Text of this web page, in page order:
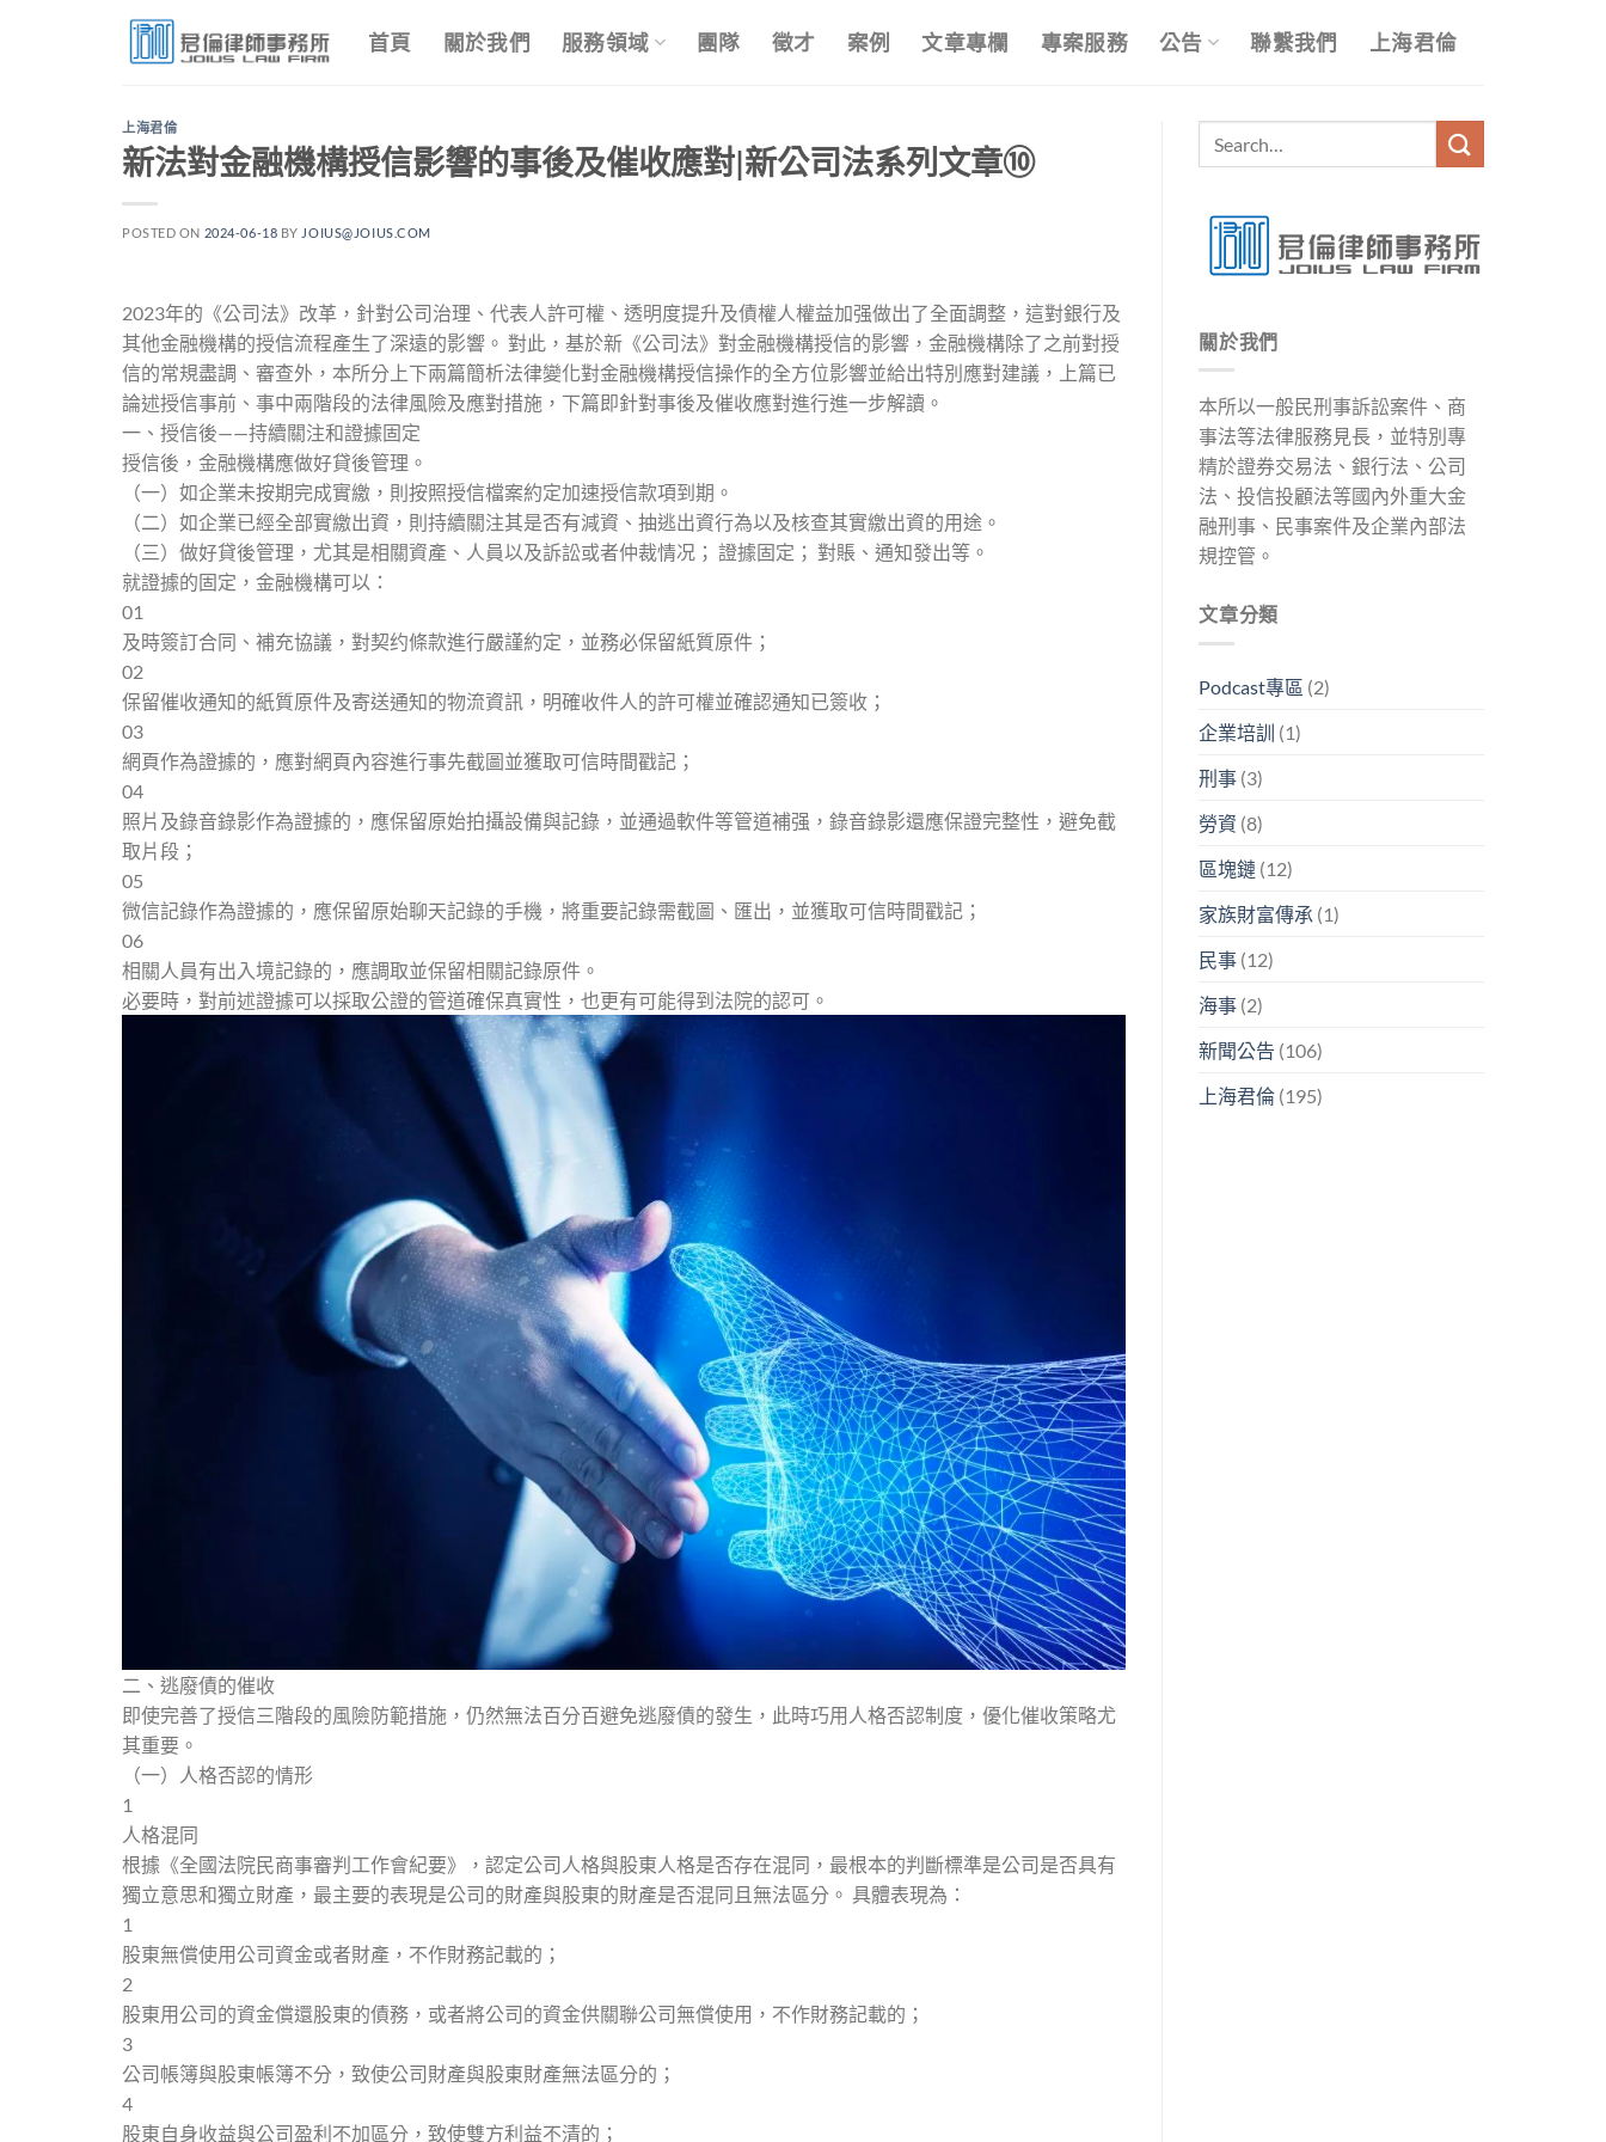
首頁 關於我們 服務領域 團隊 徵才 案例 文章專欄 專案服務 公告 聯繫我們 上海君倫
上海君倫
新法對金融機構授信影響的事後及催收應對|新公司法系列文章⑩
POSTED ON 2024-06-18 BY JOIUS@JOIUS.COM
2023年的《公司法》改革，針對公司治理、代表人許可權、透明度提升及債權人權益加强做出了全面調整，這對銀行及
其他金融機構的授信流程產生了深遠的影響。 對此，基於新《公司法》對金融機構授信的影響，金融機構除了之前對授
信的常規盡調、審查外，本所分上下兩篇簡析法律變化對金融機構授信操作的全方位影響並給出特別應對建議，上篇已
論述授信事前、事中兩階段的法律風險及應對措施，下篇即針對事後及催收應對進行進一步解讀。
一、授信後——持續關注和證據固定
授信後，金融機構應做好貸後管理。
（一）如企業未按期完成實繳，則按照授信檔案約定加速授信款項到期。
（二）如企業已經全部實繳出資，則持續關注其是否有減資、抽逃出資行為以及核查其實繳出資的用途。
（三）做好貸後管理，尤其是相關資產、人員以及訴訟或者仲裁情况； 證據固定； 對賬、通知發出等。
就證據的固定，金融機構可以：
01
及時簽訂合同、補充協議，對契约條款進行嚴謹約定，並務必保留紙質原件；
02
保留催收通知的紙質原件及寄送通知的物流資訊，明確收件人的許可權並確認通知已簽收；
03
網頁作為證據的，應對網頁內容進行事先截圖並獲取可信時間戳記；
04
照片及錄音錄影作為證據的，應保留原始拍攝設備與記錄，並通過軟件等管道補强，錄音錄影還應保證完整性，避免截
取片段；
05
微信記錄作為證據的，應保留原始聊天記錄的手機，將重要記錄需截圖、匯出，並獲取可信時間戳記；
06
相關人員有出入境記錄的，應調取並保留相關記錄原件。
必要時，對前述證據可以採取公證的管道確保真實性，也更有可能得到法院的認可。
二、逃廢債的催收
即使完善了授信三階段的風險防範措施，仍然無法百分百避免逃廢債的發生，此時巧用人格否認制度，優化催收策略尤
其重要。
（一）人格否認的情形
1
人格混同
根據《全國法院民商事審判工作會紀要》，認定公司人格與股東人格是否存在混同，最根本的判斷標準是公司是否具有
獨立意思和獨立財產，最主要的表現是公司的財產與股東的財產是否混同且無法區分。 具體表現為：
1
股東無償使用公司資金或者財產，不作財務記載的；
2
股東用公司的資金償還股東的債務，或者將公司的資金供關聯公司無償使用，不作財務記載的；
3
公司帳簿與股東帳簿不分，致使公司財產與股東財產無法區分的；
4
股東自身收益與公司盈利不加區分，致使雙方利益不清的；
關於我們
本所以一般民刑事訴訟案件、商
事法等法律服務見長，並特別專
精於證券交易法、銀行法、公司
法、投信投顧法等國內外重大金
融刑事、民事案件及企業內部法
規控管。
文章分類
Podcast專區 (2)
企業培訓 (1)
刑事 (3)
勞資 (8)
區塊鏈 (12)
家族財富傳承 (1)
民事 (12)
海事 (2)
新聞公告 (106)
上海君倫 (195)